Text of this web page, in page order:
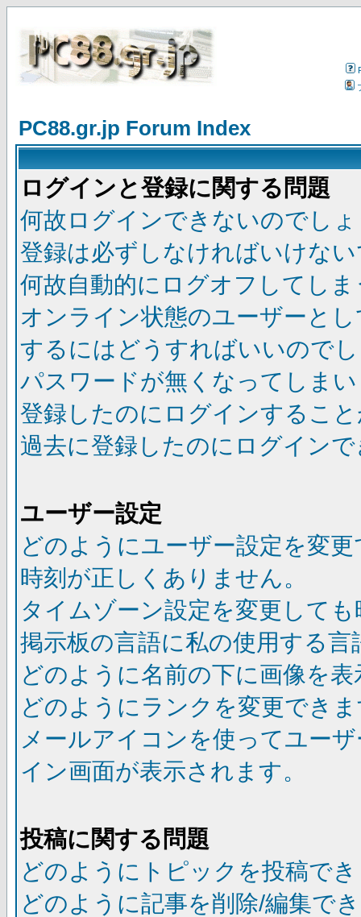
PC88.gr.jp Forum Index
ログインと登録に関する問題
何故ログインできないのでし
登録は必ずしなければいけな
何故自動的にログオフしてし
オンライン状態のユーザーと
するにはどうすればいいので
パスワードが無くなってしま
登録したのにログインするこ
過去に登録したのにログイン
ユーザー設定
どのようにユーザー設定を変
時刻が正しくありません。
タイムゾーン設定を変更して
掲示板の言語に私の使用する
どのように名前の下に画像を
どのようにランクを変更でき
メールアイコンを使ってユー
イン画面が表示されます。
投稿に関する問題
どのようにトピックを投稿で
どのように記事を削除/編集で